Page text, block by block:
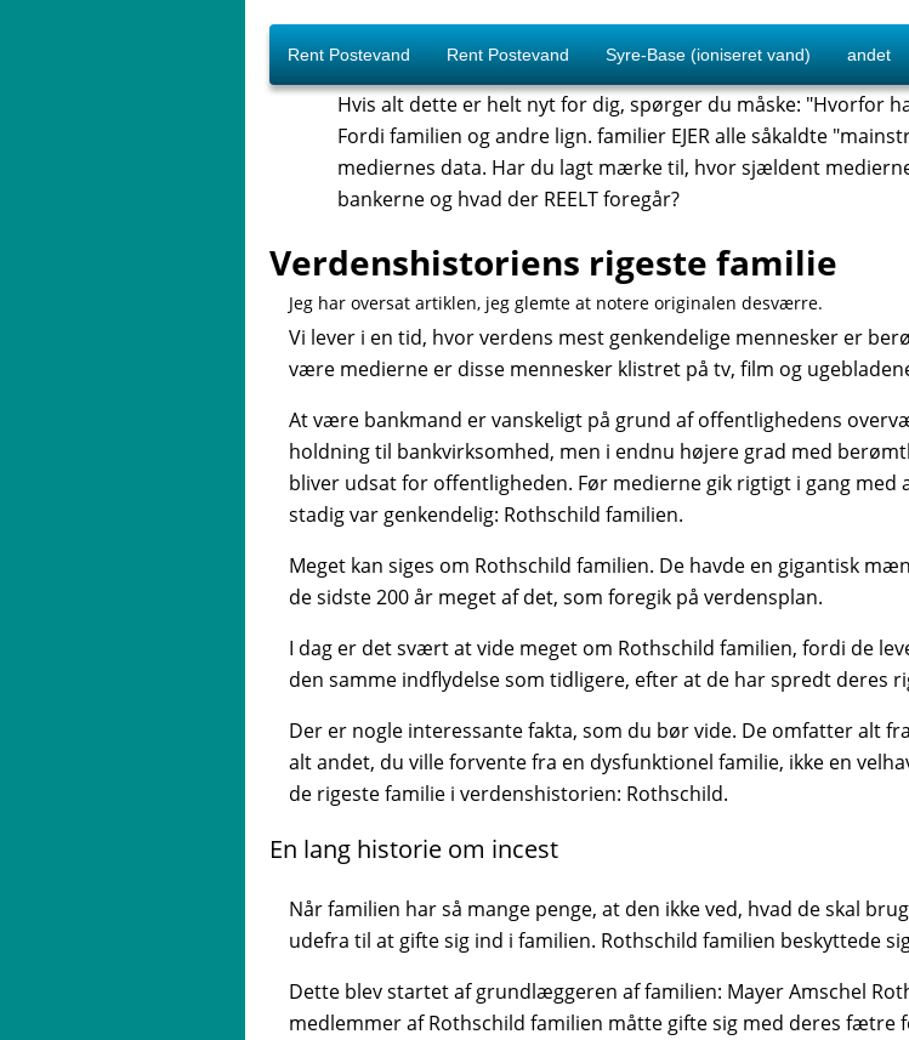
Rent Postevand Rent Postevand Syre-Base (ioniseret vand) andet
Hvis alt dette er helt nyt for dig, spørger du måske: "Hvorfor
Fordi familien og andre lign. familier EJER alle såkaldte
mediernes data. Har du lagt mærke til, hvor sjældent
bankerne og hvad der REELT foregår?
Verdenshistoriens rigeste familie
Jeg har oversat artiklen, jeg glemte at notere originalen desværre.
Vi lever i en tid, hvor verdens mest genkendelige mennesker er
være medierne er disse mennesker klistret på tv, film og
At være bankmand er vanskeligt på grund af offentlighedens
holdning til bankvirksomhed, men i endnu højere grad med
bliver udsat for offentligheden. Før medierne gik rigtigt i gang
stadig var genkendelig: Rothschild familien.
Meget kan siges om Rothschild familien. De havde en gigantisk
de sidste 200 år meget af det, som foregik på verdensplan.
I dag er det svært at vide meget om Rothschild familien, fordi de
den samme indflydelse som tidligere, efter at de har spredt deres
Der er nogle interessante fakta, som du bør vide. De omfatter alt
alt andet, du ville forvente fra en dysfunktionel familie, ikke en
de rigeste familie i verdenshistorien: Rothschild.
En lang historie om incest
Når familien har så mange penge, at den ikke ved, hvad de skal
udefra til at gifte sig ind i familien. Rothschild familien beskyttede
Dette blev startet af grundlæggeren af familien: Mayer Amschel
medlemmer af Rothschild familien måtte gifte sig med deres fætre